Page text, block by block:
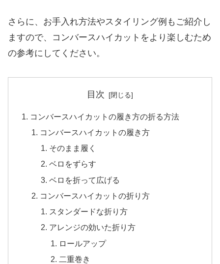
さらに、お手入れ方法やスタイリング例もご紹介し
ますので、コンバースハイカットをより楽しむため
の参考にしてください。
目次
コンバースハイカットの履き方の折る方法
コンバースハイカットの履き方
そのまま履く
ベロをずらす
ベロを折って広げる
コンバースハイカットの折り方
スタンダードな折り方
アレンジの効いた折り方
ロールアップ
二重巻き